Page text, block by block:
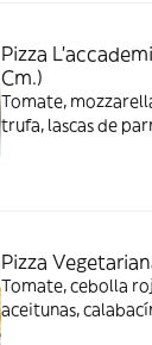
Pizza
Cm.)
Tomate,
trufa, lascas de
Pizza
Tomate, cebolla
aceitunas,